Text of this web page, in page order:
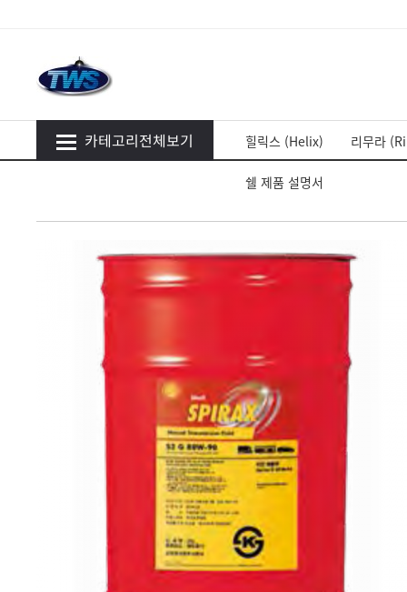
카테고리전체보기 힐릭스 (Helix) 리무라
쉘 제품 설명서